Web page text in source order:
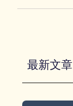
最新文